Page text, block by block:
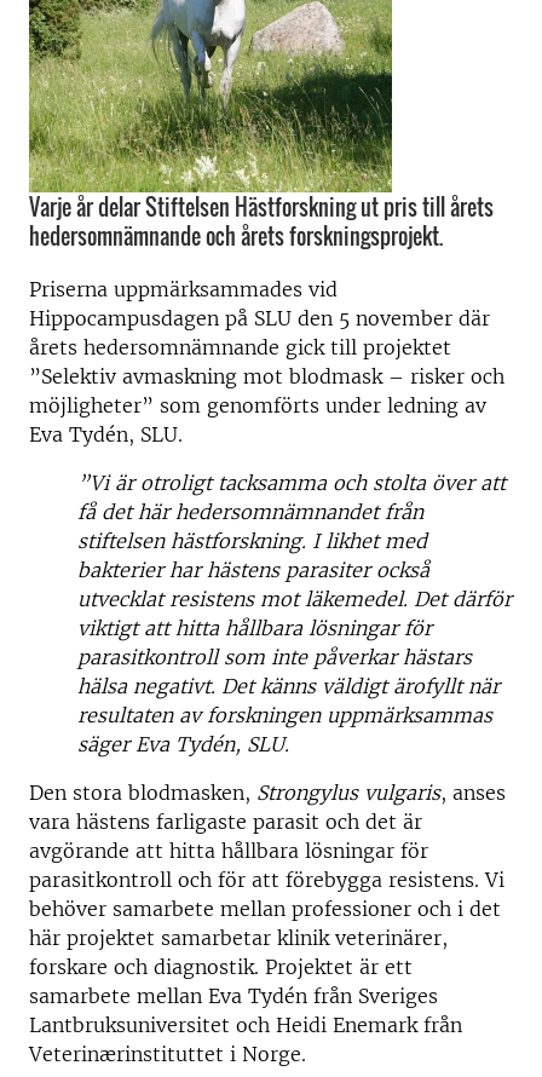
Varje år delar Stiftelsen Hästforskning ut pris till årets
hedersomnämnande och årets forskningsprojekt.
Priserna uppmärksammades vid
Hippocampusdagen på SLU den 5 november där
årets hedersomnämnande gick till projektet
”Selektiv avmaskning mot blodmask – risker och
möjligheter” som genomförts under ledning av
Eva Tydén, SLU.
”Vi är otroligt tacksamma och stolta över att
få det här hedersomnämnandet från
stiftelsen hästforskning. I likhet med
bakterier har hästens parasiter också
utvecklat resistens mot läkemedel. Det därför
viktigt att hitta hållbara lösningar för
parasitkontroll som inte påverkar hästars
hälsa negativt. Det känns väldigt ärofyllt när
resultaten av forskningen uppmärksammas
säger Eva Tydén, SLU.
Den stora blodmasken, Strongylus vulgaris, anses
vara hästens farligaste parasit och det är
avgörande att hitta hållbara lösningar för
parasitkontroll och för att förebygga resistens. Vi
behöver samarbete mellan professioner och i det
här projektet samarbetar klinik veterinärer,
forskare och diagnostik. Projektet är ett
samarbete mellan Eva Tydén från Sveriges
Lantbruksuniversitet och Heidi Enemark från
Veterinærinstituttet i Norge.